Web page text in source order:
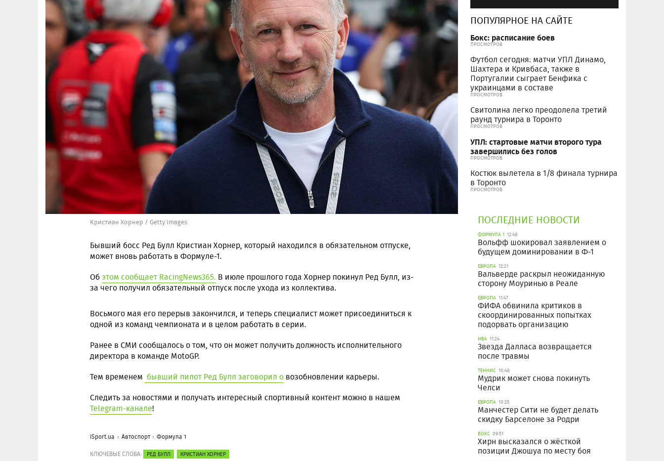
Кристиан Хорнер / Getty Images
Бывший босс Ред Булл Кристиан Хорнер, который находился в обязательном отпуске,
может вновь работать в Формуле-1.
Обэтом сообщает RacingNews365. В июле прошлого года Хорнер покинул Ред Булл, из-
за чего получил обязательный отпуск после ухода из коллектива.
Восьмого мая его перерыв закончился, и теперь специалист может присоединиться к
одной из команд чемпионата и в целом работать в серии.
Ранее в СМИ сообщалось о том, что он может получить должность исполнительного
директора в команде MotoGP.
Тем временем бывший пилот Ред Булл заговорил о возобновлении карьеры.
Следить за новостями и получать интересный спортивный контент можно в нашем
Telegram-канале!
iSport.ua Автоспорт Формула 1
КЛЮЧЕВЫЕ СЛОВА: РЕД БУЛЛ КРИСТИАН ХОРНЕР
ПОПУЛЯРНОЕ НА САЙТЕ
Бокс: расписание боев
ПРОСМОТРОВ
Футбол сегодня: матчи УПЛ Динамо,
Шахтера и Кривбаса, также в
Португалии сыграет Бенфика с
украинцами в составе
ПРОСМОТРОВ
Свитолина легко преодолела третий
раунд турнира в Торонто
ПРОСМОТРОВ
УПЛ: стартовые матчи второго тура
завершились без голов
ПРОСМОТРОВ
Костюк вылетела в 1/8 финала турнира
в Торонто
ПРОСМОТРОВ
ПОСЛЕДНИЕ НОВОСТИ
ФОРМУЛА 1 12:48
Вольфф шокировал заявлением о
будущем доминировании в Ф-1
ЕВРОПА 12:21
Вальверде раскрыл неожиданную
сторону Моуринью в Реале
ЕВРОПА 11:47
ФИФА обвинила критиков в
скоординированных попытках
подорвать организацию
НБА 11:24
Звезда Далласа возвращается
после травмы
ТЕННИС 10:48
Мудрик может снова покинуть
Челси
ЕВРОПА 10:25
Манчестер Сити не будет делать
скидку Барселоне за Родри
БОКС 09:51
Хирн высказался о жёсткой
позиции Джошуа по месту боя